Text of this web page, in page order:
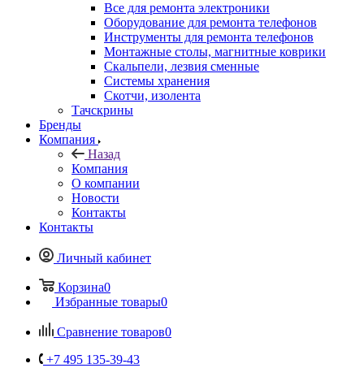
Оборудование для ремонта телефонов
Инструменты для ремонта телефонов
Монтажные столы, магнитные коврики
Скальпели, лезвия сменные
Системы хранения
Скотчи, изолента
Тачскрины
Бренды
Компания
Назад
Компания
О компании
Новости
Контакты
Контакты
Избранные товары